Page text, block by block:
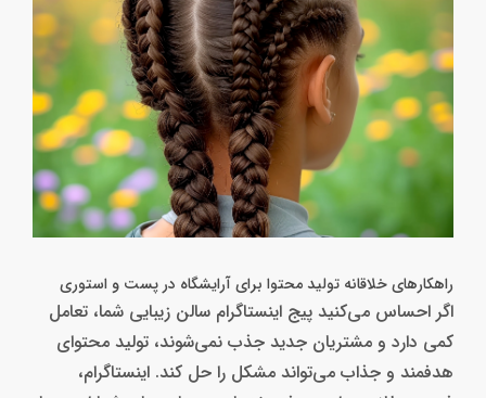
راهکارهای خلاقانه تولید محتوا برای آرایشگاه در پست و استوری
اگر احساس می‌کنید پیج اینستاگرام سالن زیبایی شما، تعامل
کمی دارد و مشتریان جدید جذب نمی‌شوند، تولید محتوای
هدفمند و جذاب می‌تواند مشکل را حل کند. اینستاگرام،